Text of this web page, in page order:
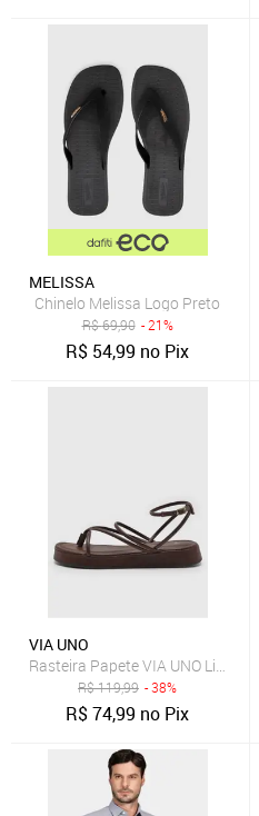
MELISSA
Chinelo Melissa Logo Preto
R$69,90 - 21%
R$ 54,99 no Pix
VIA UNO
Rasteira Papete VIA UNO Lisa Café
R$119,99 - 38%
R$74,99 no Pix